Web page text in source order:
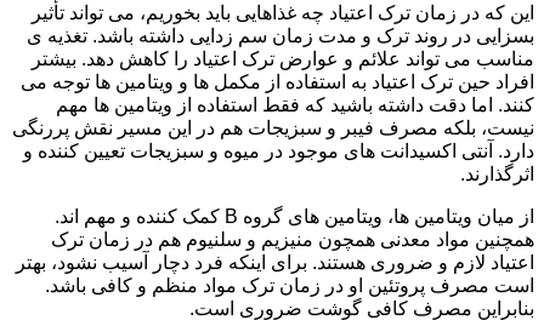
این که در زمان ترک اعتیاد چه غذاهایی باید بخوریم، می تواند تأثیر
بسزایی در روند ترک و مدت زمان سم زدایی داشته باشد. تغذیه ی
مناسب می تواند علائم و عوارض ترک اعتیاد را کاهش دهد. بیشتر
افراد حین ترک اعتیاد به استفاده از مکمل ها و ویتامین ها توجه می
کنند. اما دقت داشته باشید که فقط استفاده از ویتامین ها مهم
نیست، بلکه مصرف فیبر و سبزیجات هم در این مسیر نقش پررنگی
دارد. آنتی اکسیدانت های موجود در میوه و سبزیجات تعیین کننده و
اثرگذارند.
از میان ویتامین ها، ویتامین های گروه B کمک کننده و مهم اند.
همچنین مواد معدنی همچون منیزیم و سلنیوم هم در زمان ترک
اعتیاد لازم و ضروری هستند. برای اینکه فرد دچار آسیب نشود، بهتر
است مصرف پروتئین او در زمان ترک مواد منظم و کافی باشد.
بنابراین مصرف کافی گوشت ضروری است.